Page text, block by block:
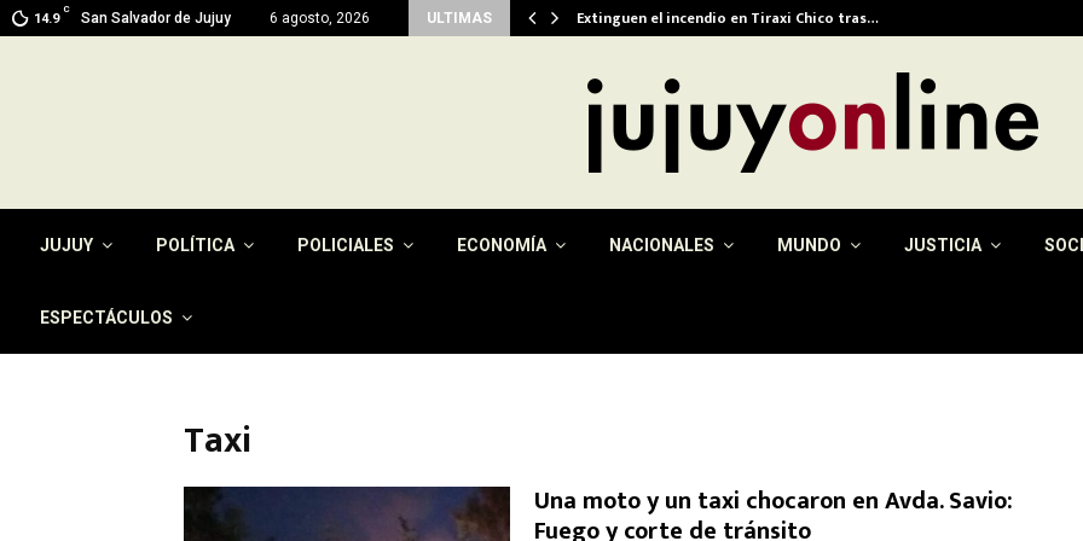
14.9
C
San Salvador de Jujuy 6 agosto, 2026 ULTIMAS
en Jujuy: prevén máximas de 26… Extinguen el incendio en Tiraxi Chico tras…
JUJUY POLÍTICA POLICIALES ECONOMÍA NACIONALES MUNDO JUSTICIA
ESPECTÁCULOS
Taxi
Una moto y un taxi chocaron en Avda. Savio:
Fuego y corte de tránsito